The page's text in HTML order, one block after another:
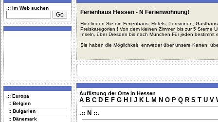
.:: Im Web suchen
.:: Europa
:: Belgien
:: Bulgarien
:: Dänemark
Ferienhaus Hessen - N Ferienwohnung!
Hier finden Sie ein Ferienhaus, Hotels, Pensionen,
Preiskategorien!! Von dem kleinen Zimmer, bis zur 5 Sterne
Inseln, über Dresden bis nach München.Für jeden bestimmt
Sie haben die Möglichkeit, entweder über unsere Karten,
Auflistung der Orte in Hessen
A B C D E F G H J K L M N O P Q R S T U V
.:: N ::.